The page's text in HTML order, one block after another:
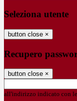
Seleziona utente
button close ×
Recupero
button close ×
all'indirizzo indicato con